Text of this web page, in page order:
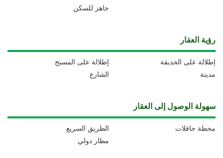
جاهز للسكن
رؤية العقار
إطلالة على المسبح
إطلالة على الحديقة
الشارع
مدينة
سهولة الوصول إلى العقار
الطريق السريع
محطة حافلات
مطار دولي